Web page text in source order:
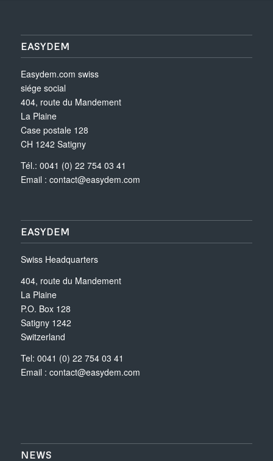
EASYDEM
Easydem.com swiss
siége social
404, route du Mandement
La Plaine
Case postale 128
CH 1242 Satigny
Tél.: 0041 (0) 22 754 03 41
Email : contact@easydem.com
EASYDEM
Swiss Headquarters
404, route du Mandement
La Plaine
P.O. Box 128
Satigny 1242
Switzerland
Tel: 0041 (0) 22 754 03 41
Email : contact@easydem.com
NEWS